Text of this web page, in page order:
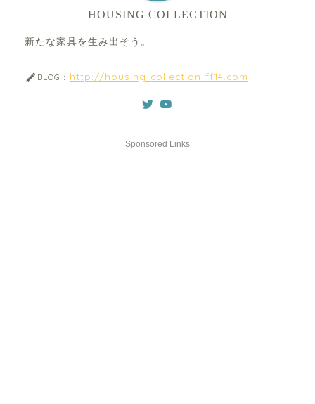
HOUSING COLLECTION
新たな家具を生み出そう。
BLOG： http://housing-collection-ff14.com
Sponsored Links